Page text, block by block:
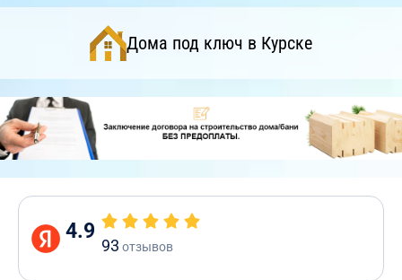
Дома под ключ в Курске
4.9
93 отзывов